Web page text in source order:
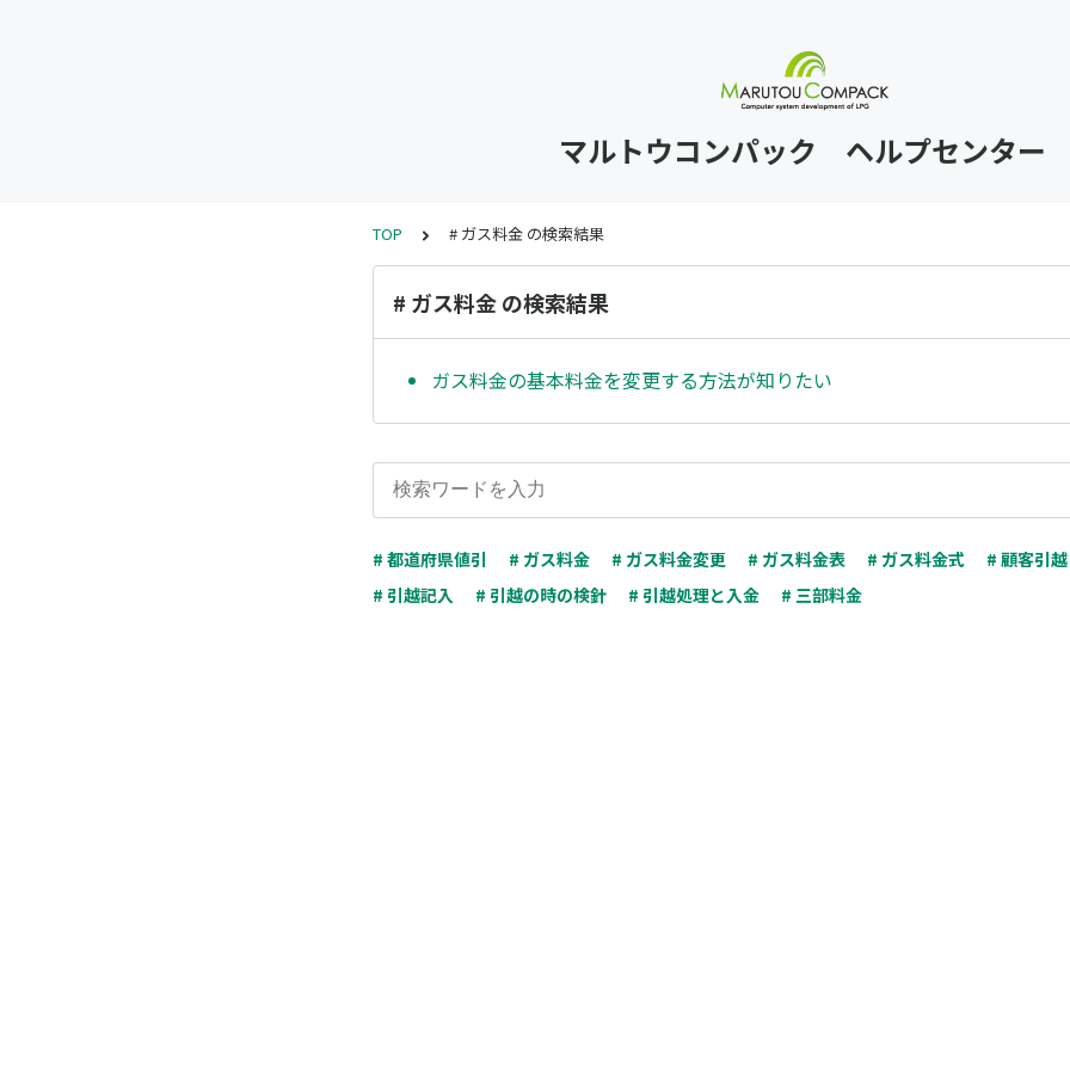
マルトウコンパック ヘルプセンター
TOP # ガス料金 の検索結果
# ガス料金 の検索結果
ガス料金の基本料金を変更する方法が知りたい
# 都道府県値引 # ガス料金 # ガス料金変更 # ガス料金表 # ガス料金式
# 顧客引
# 引越記入
# 引越の時の検針 # 引越処理と入金 # 三部料金